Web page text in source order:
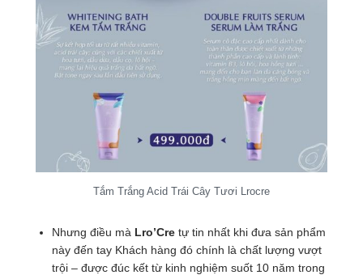
Tắm Trắng Acid Trái Cây Tươi Lrocre
Nhưng điều mà Lro’Cretự tin nhất khi đưa sản phẩm
này đến tay Khách hàng đó chính là chất lượng vượt
trội – được đúc kết từ kinh nghiệm suốt 10 năm trong